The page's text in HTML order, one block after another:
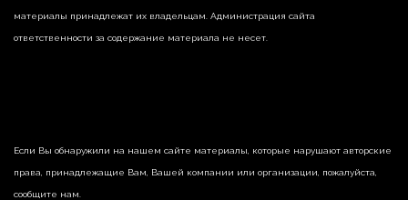
материалы принадлежат их владельцам. Администрация сайта
ответственности за содержание материала не несет.
Если Вы обнаружили на нашем сайте материалы, которые нарушают авторские
права, принадлежащие Вам, Вашей компании или организации, пожалуйста,
сообщите нам.